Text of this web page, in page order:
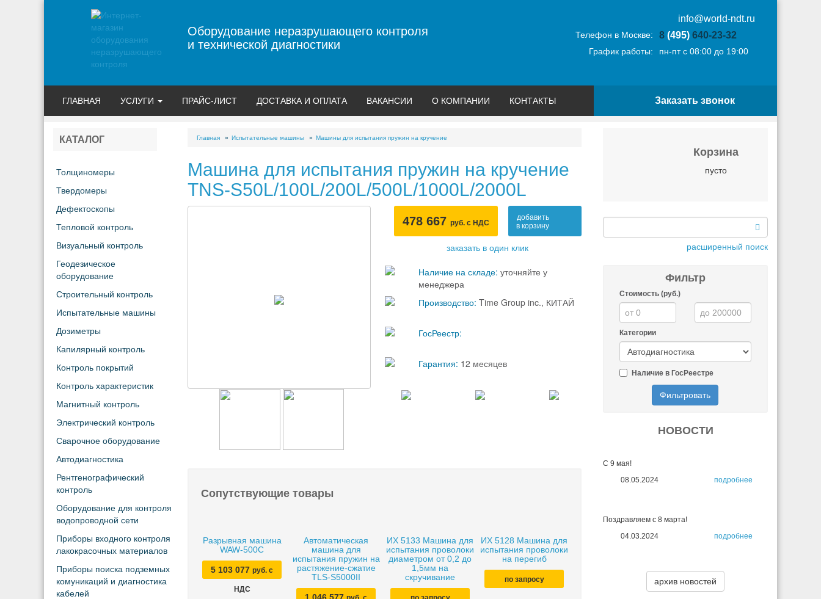
Оборудование неразрушающего контроля
и технической диагностики
info@world-ndt.ru
Телефон в Москве: 8 (495)640-23-32
График работы: пн-пт с 08:00 до 19:00
ГЛАВНАЯ УСЛУГИ ПРАЙС-ЛИСТ ДОСТАВКА И ОПЛАТА ВАКАНСИИ О КОМПАНИИ КОНТАКТЫ Заказать звонок
КАТАЛОГ
Толщиномеры
Твердомеры
Дефектоскопы
Тепловой контроль
Визуальный контроль
Геодезическое
оборудование
Строительный контроль
Испытательные машины
Дозиметры
Капилярный контроль
Контроль покрытий
Контроль характеристик
Магнитный контроль
Электрический контроль
Сварочное оборудование
Автодиагностика
Рентгенографический
контроль
Оборудование для контроля
водопроводной сети
Приборы входного контроля
лакокрасочных материалов
Приборы поиска подземных
комуникаций и диагностика
кабелей
Главная Испытательные машины Машины для испытания пружин на кручение
Машина для испытания пружин на кручение
TNS-S50L/100L/200L/500L/1000L/2000L
478 667 руб. с НДС
добавить
в корзину
заказать в один клик
Наличие на складе: уточняйте у
менеджера
Производство: Time Group inc., КИТАЙ
ГосРеестр:
Гарантия: 12 месяцев
Сопутствующие товары
Разрывная машина
WAW-500C
5 103 077 руб. с
НДС
Автоматическая
машина для
испытания пружин на
растяжение-сжатие
TLS-S5000II
ИХ 5133 Машина для
испытания проволоки
диаметром от 0,2 до
1,5мм на
скручивание
ИХ 5128 Машина для
испытания проволоки
на перегиб
по запросу
Корзина
пусто
расширенный поиск
Фильтр
Стоимость (руб.)
Категории
Наличие в ГосРеестре
Фильтровать
НОВОСТИ
С 9 мая!
08.05.2024
подробнее
Поздравляем с 8 марта!
04.03.2024
подробнее
архив новостей